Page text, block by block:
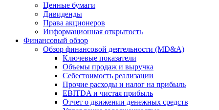
Ценные бумаги
Дивиденды
Права акционеров
Информационная открытость
Финансовый обзор
Обзор финансовой деятельности (MD&A)
Ключевые показатели
Объемы продаж и выручка
Себестоимость реализации
Прочие расходы и налог на прибыль
EBITDA и чистая прибыль
Отчет о движении денежных средств